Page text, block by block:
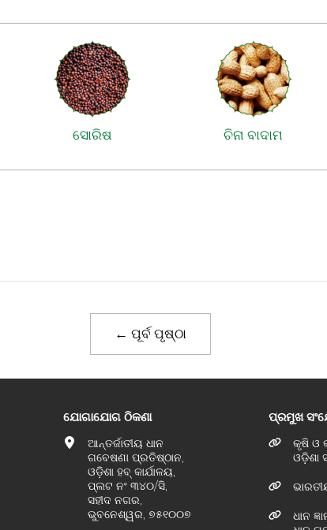
ସୋରିଷ ଚିନା ବାଦାମ
← ପୂର୍ବ ପୃଷ୍ଠା
ଯୋଗାଯୋଗ ଠିକଣା
ଆନ୍ତର୍ଜାତୀୟ ଧାନ
ଗବେଷଣା ପ୍ରତିଷ୍ଠାନ,
ଓଡ଼ିଶା ହବ୍ କାର୍ଯାଳୟ,
ପ୍ଲଟ ନଂ ୩୪୦/ସି,
ସହୀଦ ନଗର,
ଭୁବନେଶ୍ୱର, ୭୫୧୦୦୭
ପ୍ରମୁଖ
କୃଷି ଓ
ଓଡ଼ିଶା
ଧାନ